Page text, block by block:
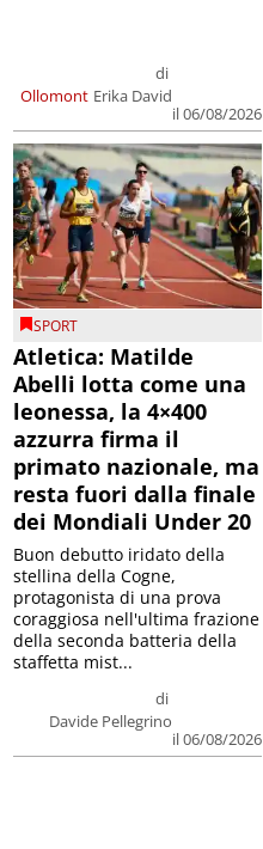
Ollomont
di
Erika David
il 06/08/2026
SPORT
Atletica: Matilde
Abelli lotta come una
leonessa, la 4×400
azzurra firma il
primato nazionale, ma
resta fuori dalla finale
dei Mondiali Under 20
di
Davide Pellegrino
il 06/08/2026
Buon debutto iridato della
stellina della Cogne,
protagonista di una prova
coraggiosa nell'ultima frazione
della seconda batteria della
staffetta mist...